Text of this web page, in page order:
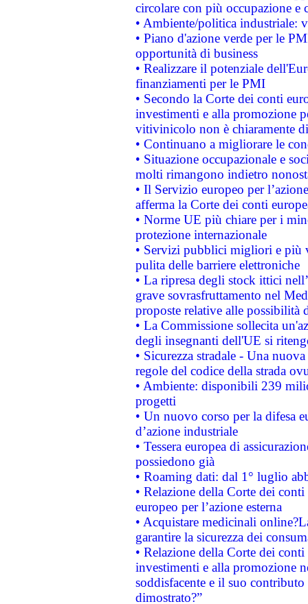
circolare con più occupazione e
• Ambiente/politica industriale:
• Piano d'azione verde per le
opportunità di business
• Realizzare il potenziale
finanziamenti per le PMI
• Secondo la Corte dei conti
investimenti e alla promozione
vitivinicolo non è chiaramente
• Continuano a migliorare le
• Situazione occupazionale e
molti rimangono indietro
• Il Servizio europeo per
afferma la Corte dei conti
• Norme UE più chiare per i
protezione internazionale
• Servizi pubblici migliori e più
pulita delle barriere elettroniche
• La ripresa degli stock ittici
grave sovrasfruttamento nel
proposte relative alle possibilità
• La Commissione sollecita
degli insegnanti dell'UE si
• Sicurezza stradale - Una
regole del codice della strada
• Ambiente: disponibili 239
progetti
• Un nuovo corso per la difesa
d’azione industriale
• Tessera europea di
possiedono già
• Roaming dati: dal 1° luglio
• Relazione della Corte dei
europeo per l’azione esterna
• Acquistare medicinali
garantire la sicurezza dei
• Relazione della Corte dei
investimenti e alla promozione
soddisfacente e il suo
dimostrato?”